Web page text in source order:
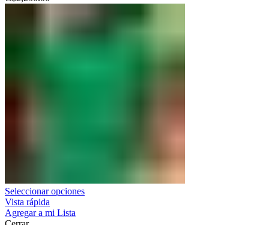
Seleccionar opciones
Vista rápida
Agregar a mi Lista